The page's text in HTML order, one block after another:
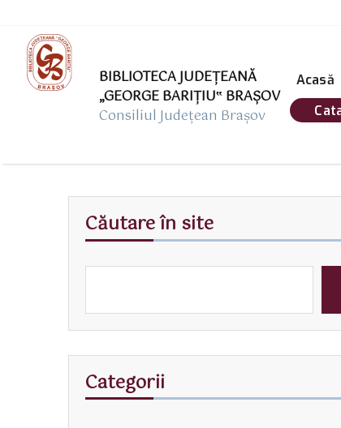
BIBLIOTECA JUDEȚEANĂ
„GEORGE BARIŢIU‟ BRAŞOV
Consiliul Județean Brașov
Acasă
Căutare în site
Categorii